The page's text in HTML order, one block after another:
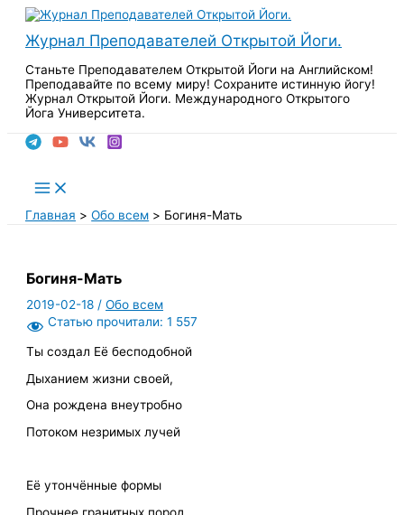
Перейти
содержимому
Журнал Преподавателей Открытой Йоги.
Станьте Преподавателем Открытой Йоги на Английском!
Преподавайте по всему миру! Сохраните истинную йогу!
Журнал Открытой Йоги. Международного Открытого
Йога Университета.
Main
Menu
Главная
Обо всем Богиня-Мать
Богиня-Мать
2019-02-18/Обо всем
Статью прочитали: 1 557
Ты создал Её бесподобной
Дыханием жизни своей,
Она рождена внеутробно
Потоком незримых лучей
Её утончённые формы